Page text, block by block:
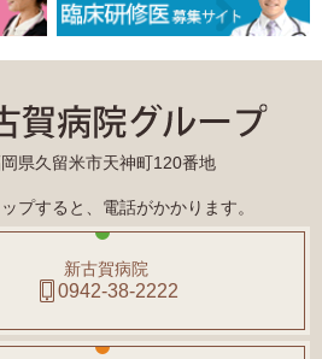
県久留米市天神町120番地
プすると、電話がかかります。
新古賀病院
0942-38-2222